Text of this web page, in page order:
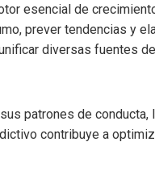
esencial de
prever tendencias y
diversas fuentes
patrones de
contribuye a